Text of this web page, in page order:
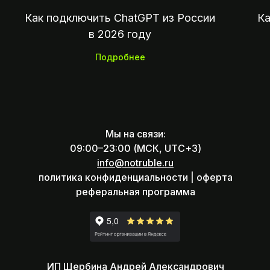
Как подключить ChatGPT из России
в 2026 году
Подробнее
Мы на связи:
09:00–23:00 (МСК, UTC+3)
info@notruble.ru
политика конфиденциальности |
оферта
реферальная программа
ИП Щербина Андрей Александрович